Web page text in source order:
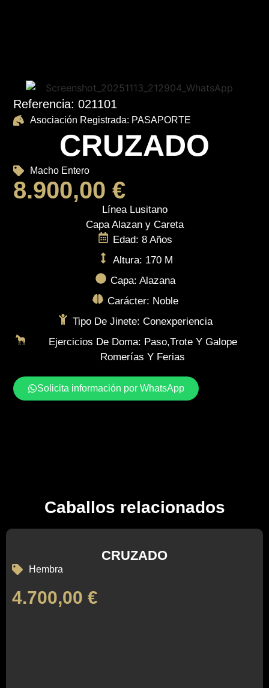
Referencia: 021101
Asociación Registrada: PASAPORTE
CRUZADO
Macho Entero
8.900,00€
Línea Lusitano
Capa Alazan y Careta
Edad: 8 Años
Altura: 170 M
Capa: Alazana
Carácter: Noble
Tipo De Jinete: Conexperiencia
Ejercicios De Doma: Paso,trote Y Galope
Romerías Y Ferias
Solicita información por WhatsApp
Caballos relacionados
CRUZADO
Hembra
4.700,00 €